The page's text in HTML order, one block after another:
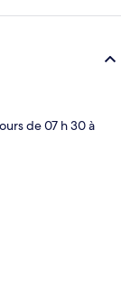
de 07 h 30 à